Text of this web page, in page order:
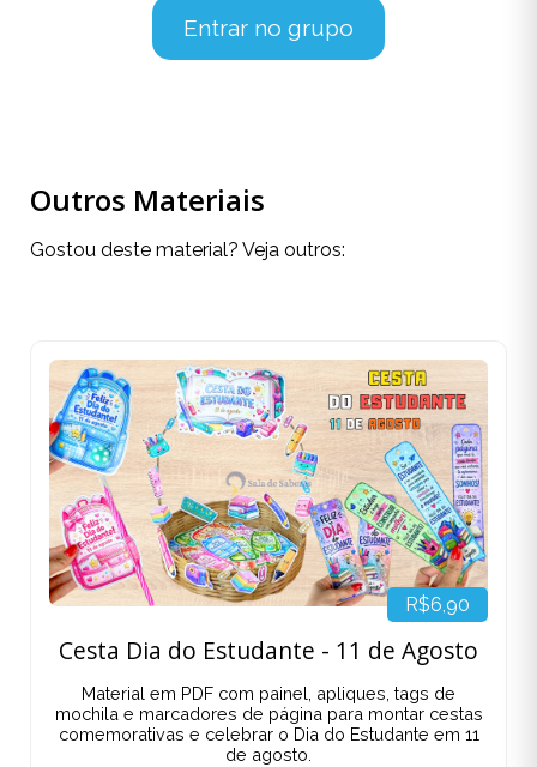
Entrar no grupo
Outros Materiais
Gostou deste material? Veja outros:
R$6,90
Cesta Dia do Estudante - 11 de Agosto
Material em PDF com painel, apliques, tags de
mochila e marcadores de página para montar cestas
comemorativas e celebrar o Dia do Estudante em 11
de agosto.